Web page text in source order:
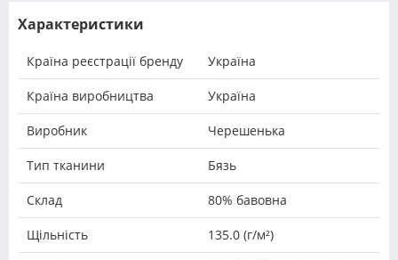
Характеристики
Країна реєстрації бренду Україна
Країна виробництва Україна
Виробник Черешенька
Тип тканини Бязь
Склад 80% бавовна
Щільність 135.0 (г/м²)